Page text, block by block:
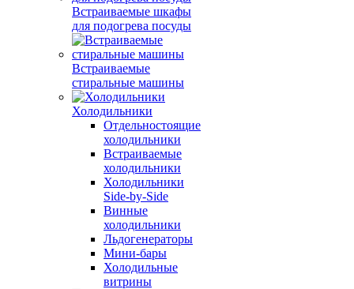
Встраиваемые шкафы
для подогрева посуды
Встраиваемые
стиральные машины
Холодильники
Отдельностоящие
холодильники
Встраиваемые
холодильники
Холодильники
Side-by-Side
Винные
холодильники
Льдогенераторы
Мини-бары
Холодильные
витрины